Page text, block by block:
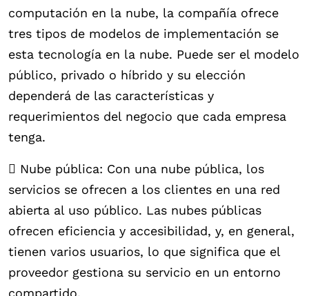
computación en la nube, la compañía ofrece
tres tipos de modelos de implementación se
esta tecnología en la nube. Puede ser el modelo
público, privado o híbrido y su elección
dependerá de las características y
requerimientos del negocio que cada empresa
tenga.
 Nube pública: Con una nube pública, los
servicios se ofrecen a los clientes en una red
abierta al uso público. Las nubes públicas
ofrecen eficiencia y accesibilidad, y, en general,
tienen varios usuarios, lo que significa que el
proveedor gestiona su servicio en un entorno
compartido.